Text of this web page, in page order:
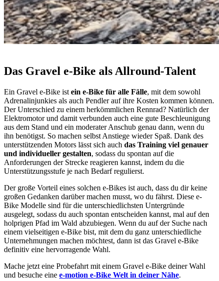
Das Gravel e-Bike als Allround-Talent
Ein Gravel e-Bike ist ein e-Bike für alle Fälle, mit dem sowohl
Adrenalinjunkies als auch Pendler auf ihre Kosten kommen können.
Der Unterschied zu einem herkömmlichen Rennrad? Natürlich der
Elektromotor und damit verbunden auch eine gute Beschleunigung
aus dem Stand und ein moderater Anschub genau dann, wenn du
ihn benötigst. So machen selbst Anstiege wieder Spaß. Dank des
unterstützenden Motors lässt sich auch das Training viel genauer
und individueller gestalten, sodass du spontan auf die
Anforderungen der Strecke reagieren kannst, indem du die
Unterstützungsstufe je nach Bedarf regulierst.
Der große Vorteil eines solchen e-Bikes ist auch, dass du dir keine
großen Gedanken darüber machen musst, wo du fährst. Diese e-
Bike Modelle sind für die unterschiedlichsten Untergründe
ausgelegt, sodass du auch spontan entscheiden kannst, mal auf den
holprigen Pfad im Wald abzubiegen. Wenn du auf der Suche nach
einem vielseitigen e-Bike bist, mit dem du ganz unterschiedliche
Unternehmungen machen möchtest, dann ist das Gravel e-Bike
definitiv eine hervorragende Wahl.
Mache jetzt eine Probefahrt mit einem Gravel e-Bike deiner Wahl
und besuche eine e-motion e-Bike Welt in deiner Nähe.